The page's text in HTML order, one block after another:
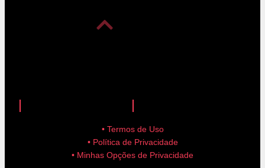
• Termos de Uso
• Política de Privacidade
• Minhas Opções de Privacidade